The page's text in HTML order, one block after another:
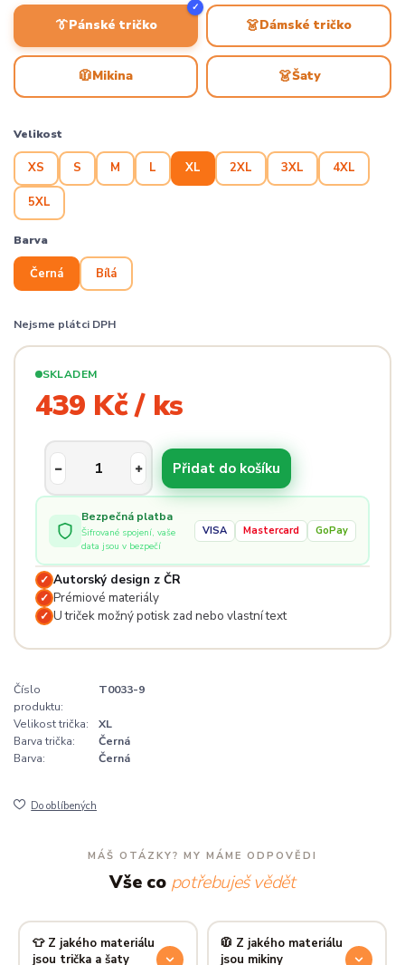
👔Pánské tričko
✓
👗Dámské tričko
🧥Mikina 👗Šaty
Velikost
XS S M L XL 2XL 3XL 4XL
5XL
Barva
Černá Bílá
Nejsme plátci DPH
SKLADEM
439 Kč / ks
Přidat do košíku
Bezpečná platba
Šifrované spojení, vaše
data jsou v bezpečí
VISA Mastercard GoPay
✓ Autorský design z ČR
✓ Prémiové materiály
✓ U triček možný potisk zad nebo vlastní text
Číslo
produktu:
T0033-9
Velikost trička:
XL
Barva trička:
Černá
Barva:
Černá
Do oblíbených
MÁŠ OTÁZKY? MY MÁME ODPOVĚDI
Vše co potřebuješ vědět
👕 Z jakého materiálu
jsou trička a šaty
🧥 Z jakého materiálu
jsou mikiny